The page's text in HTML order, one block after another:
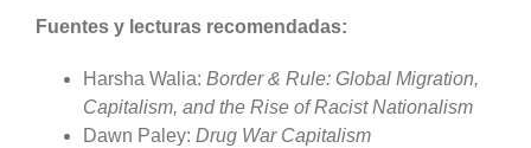
Fuentes y lecturas recomendadas:
Harsha Walia: Border & Rule: Global Migration,
Capitalism, and the Rise of Racist Nationalism
Dawn Paley: Drug War Capitalism